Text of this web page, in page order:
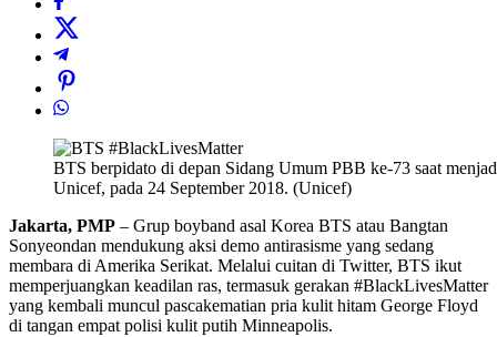
BTS berpidato di depan Sidang Umum PBB ke-73 saat
Unicef, pada 24 September 2018. (Unicef)
Jakarta, PMP – Grup boyband asal Korea BTS atau Bangtan
Sonyeondan mendukung aksi demo antirasisme yang sedang
membara di Amerika Serikat. Melalui cuitan di Twitter, BTS ikut
memperjuangkan keadilan ras, termasuk gerakan #BlackLivesMatter
yang kembali muncul pascakematian pria kulit hitam George Floyd
di tangan empat polisi kulit putih Minneapolis.